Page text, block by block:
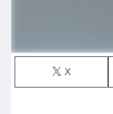
X